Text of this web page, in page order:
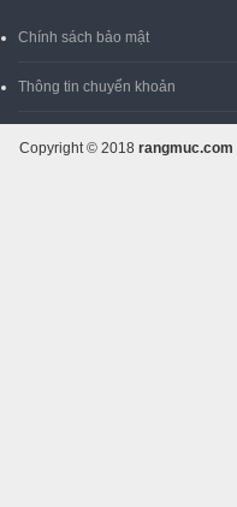
Chính sách bảo mật
Thông tin chuyển khoản
Copyright © 2018 rangmuc.com